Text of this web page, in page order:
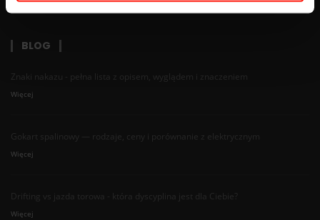
BLOG
Znaki nakazu - pełna lista z opisem, wyglądem i znaczeniem
Więcej
Gokart spalinowy — rodzaje, ceny i porównanie z elektrycznym
Więcej
Drifting vs jazda torowa - która dyscyplina jest dla Ciebie?
Więcej